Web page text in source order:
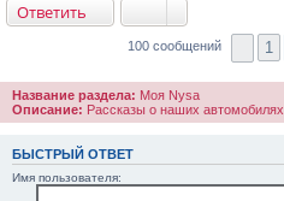
Ответить
100 сообщений 1
Название раздела: Моя Nysa
Описание: Рассказы о наших автомобилях
БЫСТРЫЙ ОТВЕТ
Имя пользователя: